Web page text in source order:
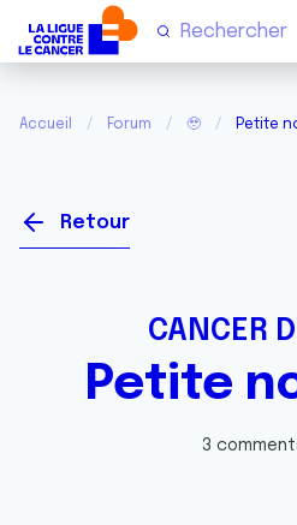
Accueil Forum 🥹 Petite
Retour
CANCER
Petite
3